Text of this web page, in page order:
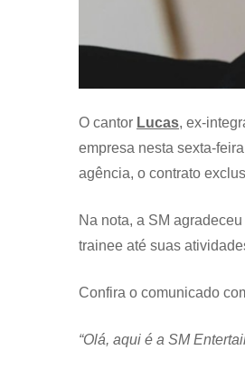
O cantor Lucas, ex-
empresa nesta sexta-
agência, o contrato
Na nota, a SM
trainee até suas
Confira o comunicado
“Olá, aqui é a SM